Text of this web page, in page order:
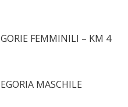
FEMMINILI – KM 4
MASCHILE